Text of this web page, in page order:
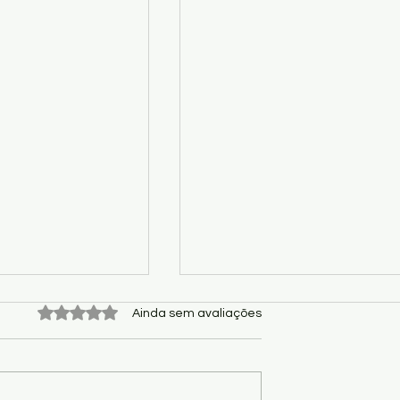
Avaliado com 0 de 5 estrelas.
Ainda sem avaliações